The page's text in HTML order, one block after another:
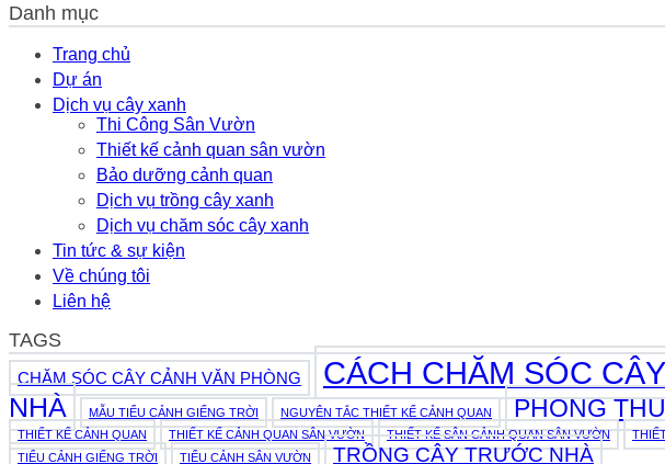
Danh mục
Trang chủ
Dự án
Dịch vụ cây xanh
Thi Công Sân Vườn
Thiết kế cảnh quan sân vườn
Bảo dưỡng cảnh quan
Dịch vụ trồng cây xanh
Dịch vụ chăm sóc cây xanh
Tin tức & sự kiện
Về chúng tôi
Liên hệ
TAGS
CHĂM SÓC CÂY CẢNH VĂN PHÒNG CÁCH CHĂM SÓC CÂY
NHÀ
MẪU TIỂU CẢNH GIẾNG TRỜI NGUYÊN TẮC THIẾT KẾ CẢNH QUAN PHONG
THIẾT KẾ CẢNH QUAN
THIẾT KẾ CẢNH QUAN SÂN VƯỜN THIẾT KẾ SÂN CẢNH QUAN SÂN VƯỜN
TIỂU CẢNH GIẾNG TRỜI
TIỂU CẢNH SÂN VƯỜN TRỒNG CÂY TRƯỚC NHÀ